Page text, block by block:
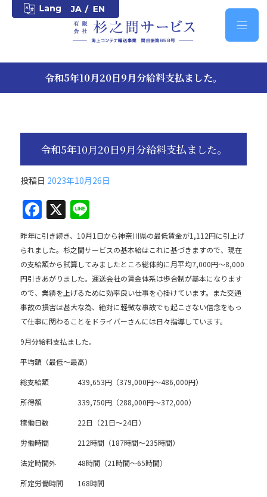
令和5年10月20日9月分給料支払ました。
令和5年10月20日9月分給料支払ました。
投稿日 2023年10月26日
F
a
c
e
b
o
o
k
X Li
n
e
昨年に引き続き、10月1日から神奈川県の最低賃金が1,112円に引上げ
られました。杉之間サービスの基本給はこれに基づきますので、現在
の支給額から試算してみましたところ総体的に月平均7,000円～8,000
円引きあがりました。運送会社の賃金体系は歩合制が基本になります
ので、業績を上げるために効率良い仕事を心掛けています。また交通
事故の損害は甚大な為、絶対に軽微な事故でも起こさない信念をもっ
て仕事に関わることをドライバーさんには日々指導しています。
9月分給料支払ました。
平均額（最低～最高）
総支給額 439,653円（379,000円～486,000円）
所得額 339,750円（288,000円～372,000）
稼働日数 22日（21日～24日）
労働時間 212時間（187時間～235時間）
法定時間外 48時間（21時間～65時間）
所定労働時間 168時間